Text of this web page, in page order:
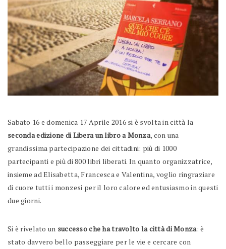
Sabato 16 e domenica 17 Aprile 2016 si è svolta in città la
seconda edizione di Libera un libro a Monza, con una
grandissima partecipazione dei cittadini: più di 1000
partecipanti e più di 800 libri liberati. In quanto organizzatrice,
insieme ad Elisabetta, Francesca e Valentina, voglio ringraziare
di cuore tutti i monzesi per il loro calore ed entusiasmo in questi
due giorni.
Si è rivelato un successo che ha travolto la città di Monza: è
stato davvero bello passeggiare per le vie e cercare con